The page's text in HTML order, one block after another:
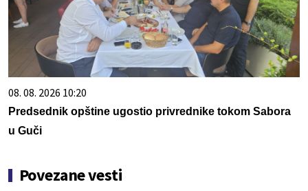
08. 08. 2026 10:20
Predsednik opštine ugostio privrednike tokom Sabora
u Guči
Povezane vesti